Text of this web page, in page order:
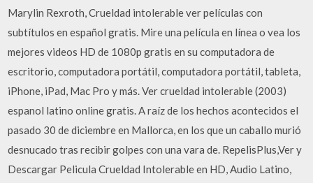
Marylin Rexroth, Crueldad intolerable ver películas con
subtítulos en español gratis. Mire una película en línea o vea los
mejores videos HD de 1080p gratis en su computadora de
escritorio, computadora portátil, computadora portátil, tableta,
iPhone, iPad, Mac Pro y más. Ver crueldad intolerable (2003)
espanol latino online gratis. A raíz de los hechos acontecidos el
pasado 30 de diciembre en Mallorca, en los que un caballo murió
desnucado tras recibir golpes con una vara de. RepelisPlus,Ver y
Descargar Pelicula Crueldad Intolerable en HD, Audio Latino,